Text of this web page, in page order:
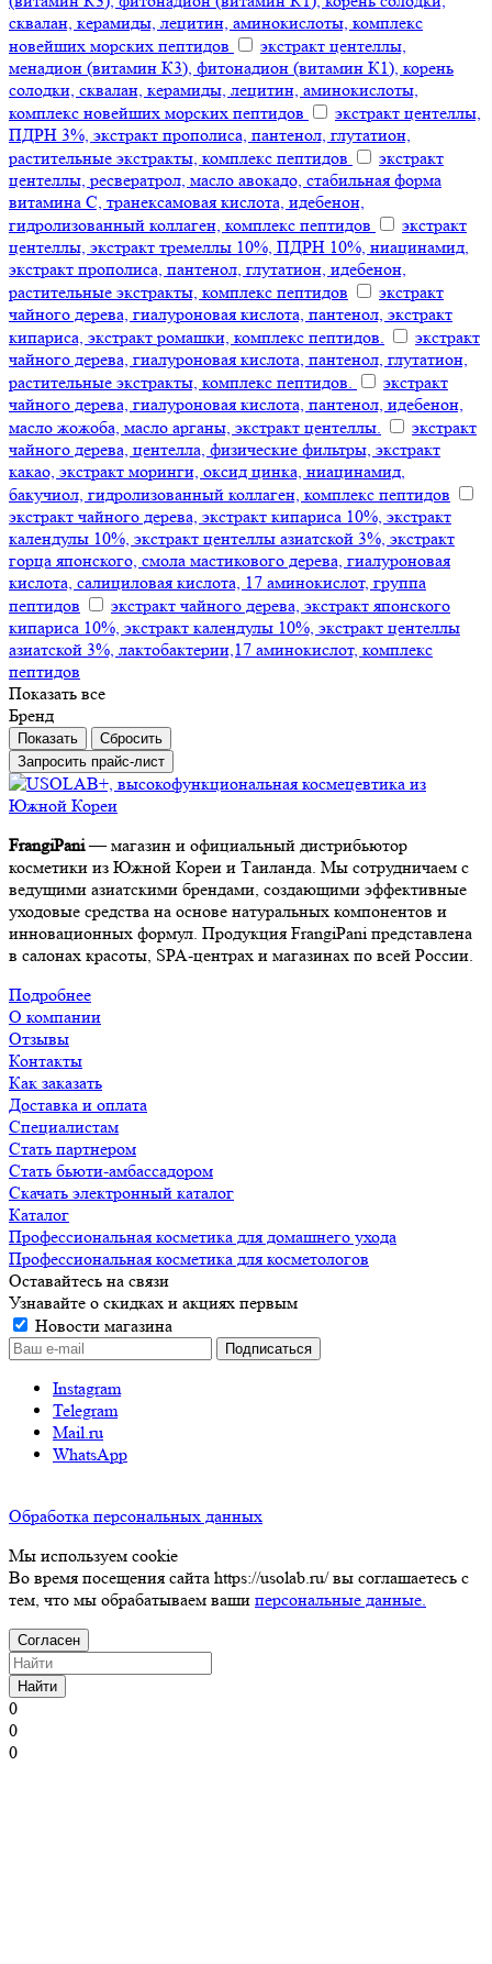
сквалан, керамиды, лецитин, аминокислоты, комплекс
новейших морских пептидов
экстракт центеллы,
менадион (витамин К3), фитонадион (витамин К1), корень
солодки, сквалан, керамиды, лецитин, аминокислоты,
комплекс новейших морских пептидов
экстракт центеллы,
ПДРН 3%, экстракт прополиса, пантенол, глутатион,
растительные экстракты, комплекс пептидов
экстракт
центеллы, ресвератрол, масло авокадо, стабильная форма
витамина С, транексамовая кислота, идебенон,
гидролизованный коллаген, комплекс пептидов
экстракт
центеллы, экстракт тремеллы 10%, ПДРН 10%, ниацинамид,
экстракт прополиса, пантенол, глутатион, идебенон,
растительные экстракты, комплекс пептидов
экстракт
чайного дерева, гиалуроновая кислота, пантенол, экстракт
кипариса, экстракт ромашки, комплекс пептидов.
экстракт
чайного дерева, гиалуроновая кислота, пантенол, глутатион,
растительные экстракты, комплекс пептидов.
экстракт
чайного дерева, гиалуроновая кислота, пантенол, идебенон,
масло жожоба, масло арганы, экстракт центеллы.
экстракт
чайного дерева, центелла, физические фильтры, экстракт
какао, экстракт моринги, оксид цинка, ниацинамид,
бакучиол, гидролизованный коллаген, комплекс пептидов
экстракт чайного дерева, экстракт кипариса 10%, экстракт
календулы 10%, экстракт центеллы азиатской 3%, экстракт
горца японского, смола мастикового дерева, гиалуроновая
кислота, салициловая кислота, 17 аминокислот, группа
пептидов
экстракт чайного дерева, экстракт японского
кипариса 10%, экстракт календулы 10%, экстракт центеллы
азиатской 3%, лактобактерии,17 аминокислот, комплекс
пептидов
Показать все
Бренд
Сбросить
Запросить прайс-лист
FrangiPani— магазин и официальный дистрибьютор
косметики из Южной Кореи и Таиланда. Мы сотрудничаем с
ведущими азиатскими брендами, создающими эффективные
уходовые средства на основе натуральных компонентов и
инновационных формул. Продукция FrangiPani представлена
в салонах красоты, SPA-центрах и магазинах по всей России.
Подробнее
О компании
Отзывы
Контакты
Как заказать
Доставка и оплата
Специалистам
Стать партнером
Стать бьюти-амбассадором
Скачать электронный каталог
Каталог
Профессиональная косметика для домашнего ухода
Профессиональная косметика для косметологов
Оставайтесь на связи
Узнавайте о скидках и акциях первым
Новости магазина
Instagram
Telegram
Mail.ru
WhatsApp
Обработка персональных данных
Мы используем cookie
Во время посещения сайта https://usolab.ru/ вы соглашаетесь с
тем, что мы обрабатываем ваши персональные данные.
Согласен
Найти
0
0
0